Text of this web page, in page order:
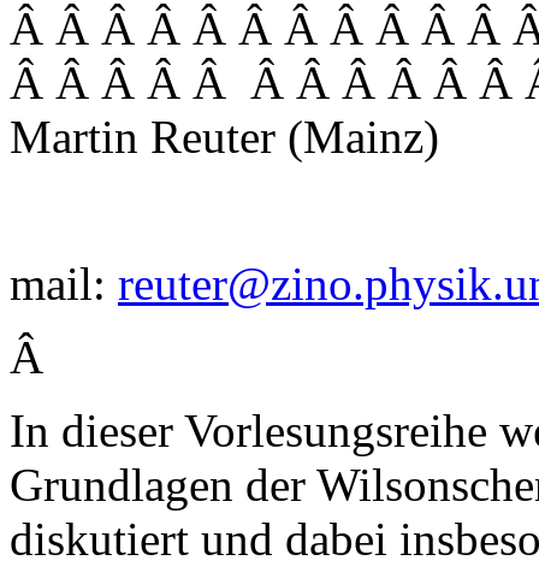
Â Â Â Â Â Â Â Â Â Â Â
Â Â Â Â Â Â Â Â Â Â
Martin Reuter (Mainz)
mail:
Â
In dieser Vorlesungsreihe
Grundlagen der
diskutiert und dabei